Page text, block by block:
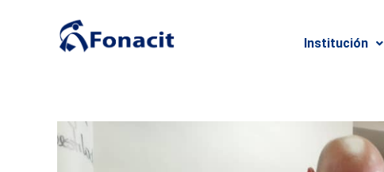
Institución